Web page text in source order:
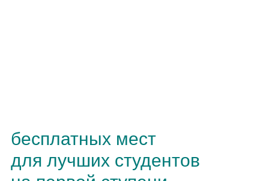
бесплатных мест
для лучших студентов